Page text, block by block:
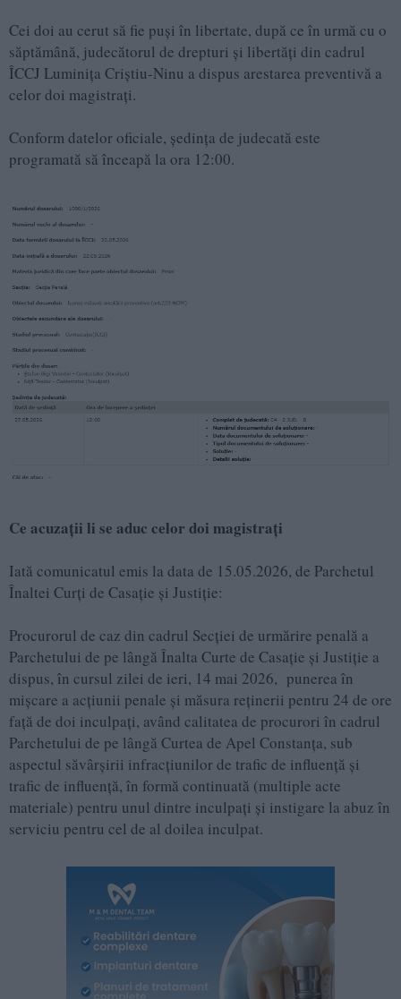
Cei doi au cerut să fie puși în libertate, după ce în urmă cu o
săptămână, judecătorul de drepturi şi libertăţi din cadrul
ÎCCJ Luminiţa Criştiu-Ninu a dispus arestarea preventivă a
celor doi magistrați.
Conform datelor oficiale, ședința de judecată este
programată să înceapă la ora 12:00.
Ce acuzații li se aduc celor doi magistrați
Iată comunicatul emis la data de 15.05.2026, de Parchetul
Înaltei Curți de Casație și Justiție​:
Procurorul de caz din cadrul Secției de urmărire penală a
Parchetului de pe lângă Înalta Curte de Casație și Justiție a
dispus, în cursul zilei de ieri, 14 mai 2026, punerea în
mișcare a acțiunii penale și măsura reținerii pentru 24 de ore
față de doi inculpați, având calitatea de procurori în cadrul
Parchetului de pe lângă Curtea de Apel Constanța, sub
aspectul săvârșirii infracțiunilor de trafic de influență și
trafic de influență, în formă continuată (multiple acte
materiale) pentru unul dintre inculpați și instigare la abuz în
serviciu pentru cel de al doilea inculpat.